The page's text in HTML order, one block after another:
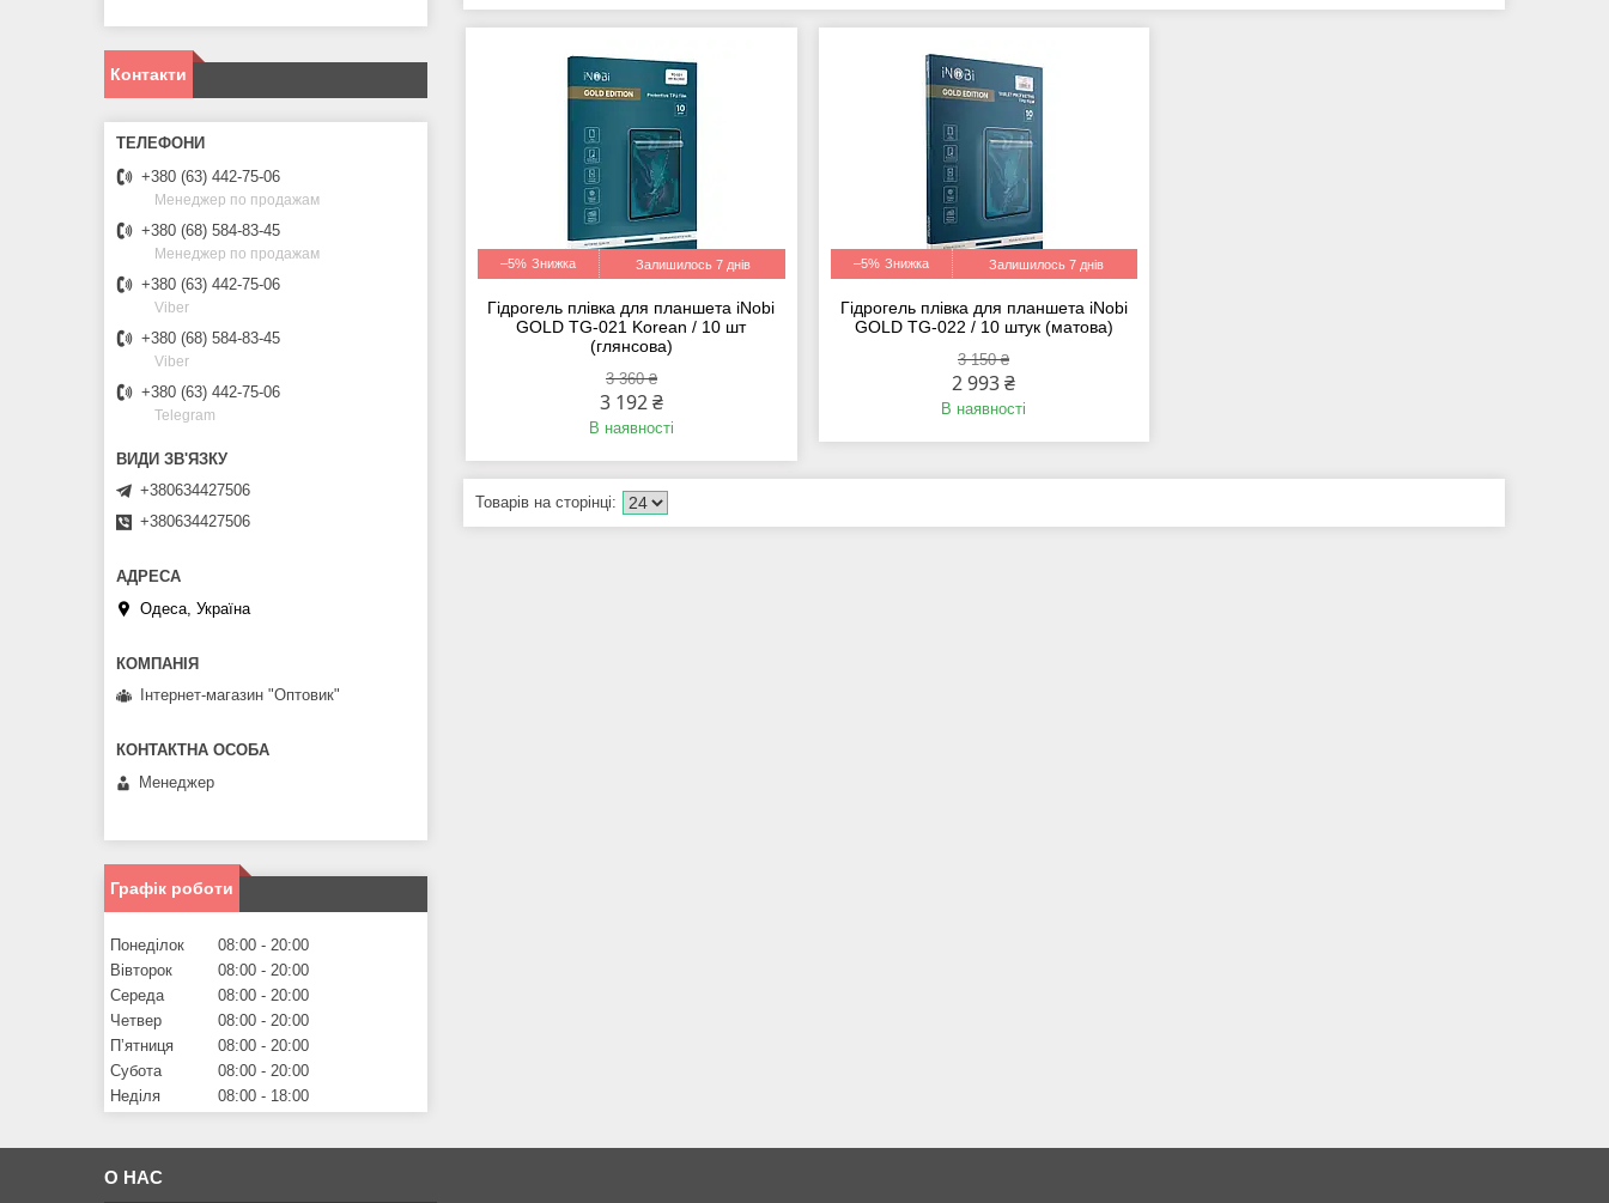
–5% Залишилось 7 днів
Гідрогель плівка для планшета iNobi
GOLD TG-021 Korean / 10 шт
(глянсова)
3 360 ₴
3 192 ₴
В наявності
–5% Залишилось 7 днів
Гідрогель плівка для планшета iNobi
GOLD TG-022 / 10 штук (матова)
3 150 ₴
2 993 ₴
В наявності
Контакти
+380 (63) 442-75-06
Менеджер по продажам
+380 (68) 584-83-45
Менеджер по продажам
+380 (63) 442-75-06
Viber
+380 (68) 584-83-45
Viber
+380 (63) 442-75-06
Telegram
+380634427506
+380634427506
Одеса, Україна
Інтернет-магазин "Оптовик"
Менеджер
Графік роботи
Понеділок 08:00
20:00
Вівторок
08:00
20:00
Середа
08:00
20:00
Четвер
08:00
20:00
Пʼятниця
08:00
20:00
Субота
08:00
20:00
Неділя
08:00 18:00
О НАС